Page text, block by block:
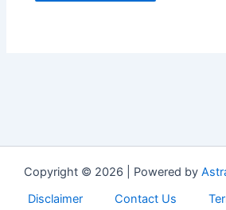
Copyright © 2026 | Powered by
Disclaimer
Contact Us